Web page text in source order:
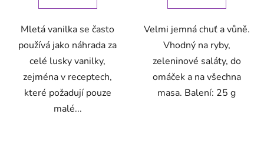
Mletá vanilka se často
používá jako náhrada za
celé lusky vanilky,
zejména v receptech,
které požadují pouze
malé...
Velmi jemná chuť a vůně.
Vhodný na ryby,
zeleninové saláty, do
omáček a na všechna
masa. Balení: 25 g